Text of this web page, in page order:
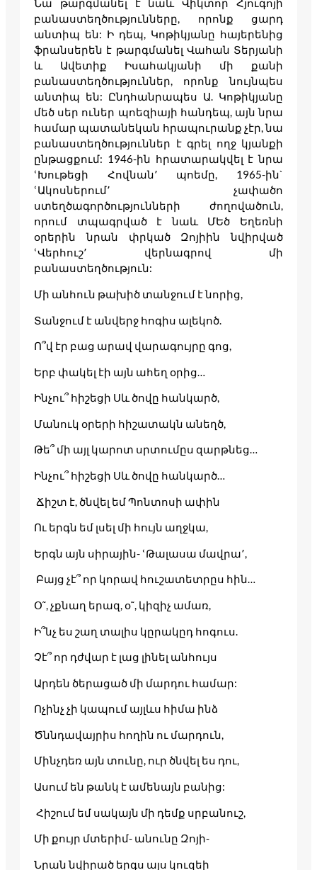
Նա թարգմանել է նաև Վիկտոր Հյուգոյի
բանաստեղծությունները, որոնք ցարդ
անտիպ են: Ի դեպ, Կոթիկյանը հայերենից
ֆրանսերեն է թարգմանել Վահան Տերյանի
և Ավետիք Իսահակյանի մի քանի
բանաստեղծություններ, որոնք նույնպես
անտիպ են: Ընդհանրապես Ա. Կոթիկյանը
մեծ սեր ուներ պոեզիայի հանդեպ, այն նրա
համար պատանեկան հրապուրանք չէր, նա
բանաստեղծություններ է գրել ողջ կյանքի
ընթացքում: 1946-ին հրատարակվել է նրա
ՙԽութեցի Հովնան՚ պոեմը, 1965-ին`
ՙԱկոսներում՚ չափածո
ստեղծագործությունների ժողովածուն,
որում տպագրված է նաև ՄԵծ Եղեռնի
օրերին նրան փրկած Զոյիին նվիրված
ՙՎերհուշ՚ վերնագրով մի
բանաստեղծություն:
Մի անհուն թախիծ տանջում է նորից,
Տանջում է անվերջ հոգիս ալեկոծ.
Ո՞վ էր բաց արավ վարագույրը գոց,
Երբ փակել էի այն ահեղ օրից…
Ինչու՞ հիշեցի Սև ծովը հանկարծ,
Մանուկ օրերի հիշատակն անեղծ,
Թե՞ մի այլ կարոտ սրտումըս զարթնեց…
Ինչու՞ հիշեցի Սև ծովը հանկարծ…
Ճիշտ է, ծնվել եմ Պոնտոսի ափին
Ու երգն եմ լսել մի հույն աղջկա,
Երգն այն սիրային- ՙԹալասա մավրա՚,
Բայց չէ՞ որ կորավ հուշատետրըս հին…
Օ˜, չքնաղ երազ, օ˜, կիզիչ ամառ,
Ի՞նչ ես շաղ տալիս կըրակըդ հոգուս.
Չէ՞ որ դժվար է լաց լինել անհույս
Արդեն ծերացած մի մարդու համար:
Ոչինչ չի կապում այլևս հիմա ինձ
Ծննդավայրիս հողին ու մարդուն,
Մինչդեռ այն տունը, ուր ծնվել ես դու,
Ասում են թանկ է ամենայն բանից:
Հիշում եմ սակայն մի դեմք սրբանուշ,
Մի քույր մտերիմ- անունը Զոյի-
Նրան նվիրած երգս այս կուզեի